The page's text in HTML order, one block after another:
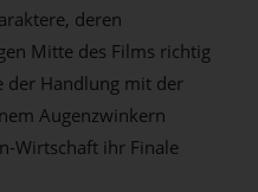
deren
Mitte des Films richtig
der Handlung mit der
Augenzwinkern
Wirtschaft ihr Finale